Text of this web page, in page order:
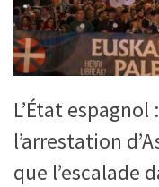
L’État
l’arrestation
que l’escalade